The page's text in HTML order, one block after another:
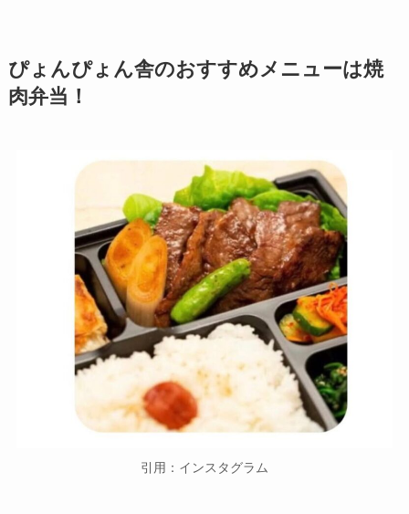
ぴょんぴょん舎のおすすめメニューは焼
肉弁当！
引用：インスタグラム